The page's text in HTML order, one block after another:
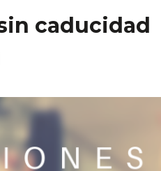
caducidad